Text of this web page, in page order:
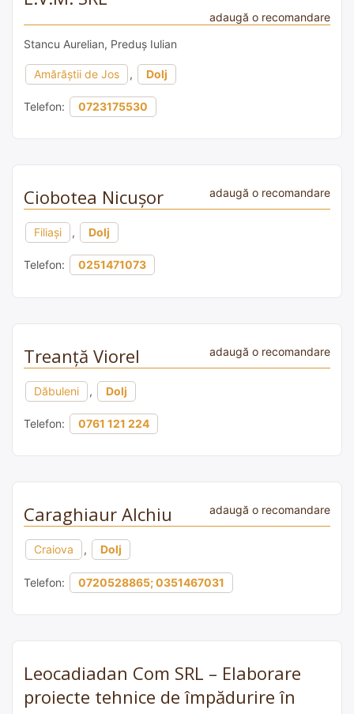
adaugă o recomandare
Stancu Aurelian, Preduș Iulian
Amărăștii de Jos , Dolj
Telefon: 0723175530
Ciobotea Nicușor adaugă o recomandare
Filiași , Dolj
Telefon: 0251471073
Treanță Viorel adaugă o recomandare
Dăbuleni , Dolj
Telefon: 0761 121 224
Caraghiaur Alchiu adaugă o recomandare
Craiova , Dolj
Telefon: 0720528865; 0351467031
Leocadiadan Com SRL – Elaborare
proiecte tehnice de împădurire în